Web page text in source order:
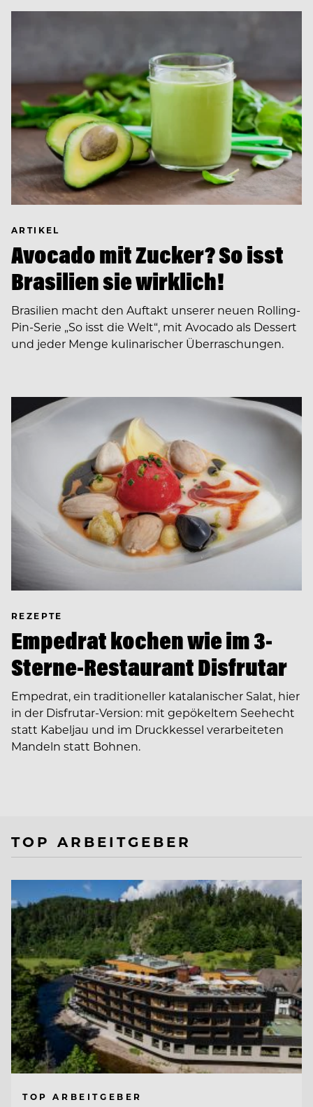
ARTIKEL
Avocado mit Zucker? So isst
Brasilien sie wirklich!
Brasilien macht den Auftakt unserer neuen Rolling-
Pin-Serie „So isst die Welt“, mit Avocado als Dessert
und jeder Menge kulinarischer Überraschungen.
REZEPTE
Empedrat kochen wie im 3-
Sterne-Restaurant Disfrutar
Empedrat, ein traditioneller katalanischer Salat, hier
in der Disfrutar-Version: mit gepökeltem Seehecht
statt Kabeljau und im Druckkessel verarbeiteten
Mandeln statt Bohnen.
TOP ARBEITGEBER
TOP ARBEITGEBER